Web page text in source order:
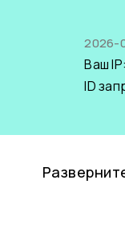
2026-
Ваш
ID